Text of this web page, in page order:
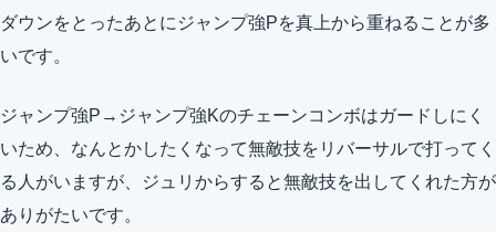
ダウンをとったあとにジャンプ強Pを真上から重ねることが多
いです。
ジャンプ強P→ジャンプ強Kのチェーンコンボはガードしにく
いため、なんとかしたくなって無敵技をリバーサルで打ってく
る人がいますが、ジュリからすると無敵技を出してくれた方が
ありがたいです。